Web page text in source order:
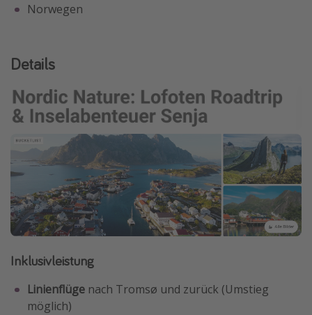
Norwegen
Details
Inklusivleistung
Linienflüge nach Tromsø und zurück (Umstieg
möglich)